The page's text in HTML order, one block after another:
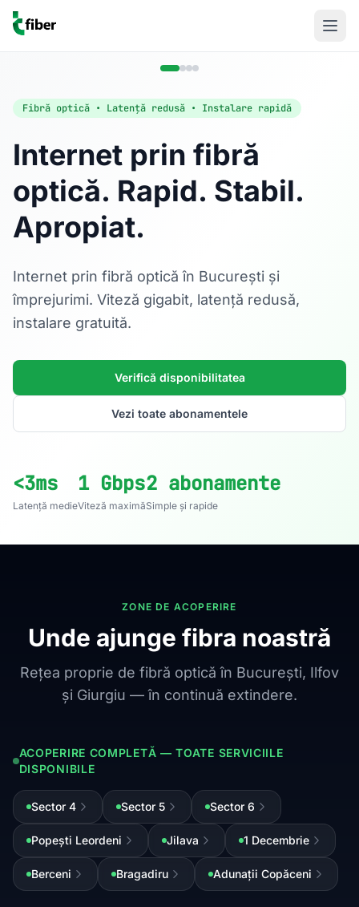
Fibră optică • Latență redusă • Instalare rapidă
Internet prin fibră
optică. Rapid. Stabil.
Apropiat.
Internet prin fibră optică în București și
împrejurimi. Viteză gigabit, latență redusă,
instalare gratuită.
Verifică disponibilitatea
Vezi toate abonamentele
<3ms
Latență medie
1 Gbps
Viteză maximă
2 abonamente
Simple și rapide
Acasă
Internet Rezidențial
Fibră optică până la 1 Gbps, direct în casa ta.
ZONE DE ACOPERIRE
Unde ajunge fibra noastră
Rețea proprie de fibră optică în București, Ilfov
și Giurgiu — în continuă extindere.
ACOPERIRE COMPLETĂ — TOATE SERVICIILE
DISPONIBILE
Sector 4 Sector 5 Sector 6
Popești Leordeni Jilava 1 Decembrie
Berceni Bragadiru Adunații Copăceni